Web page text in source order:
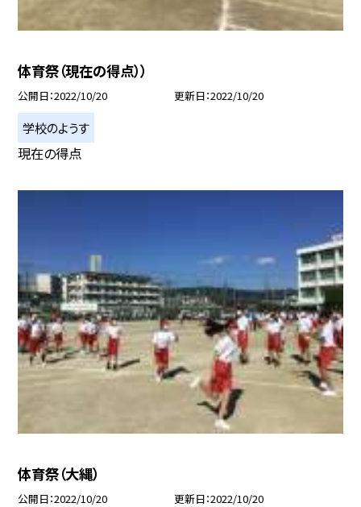
体育祭（現在の得点））
公開日 2022/10/20 更新日 2022/10/20
学校のようす
現在の得点
体育祭（大縄）
公開日 2022/10/20 更新日 2022/10/20